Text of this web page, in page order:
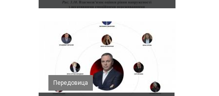
Передовица